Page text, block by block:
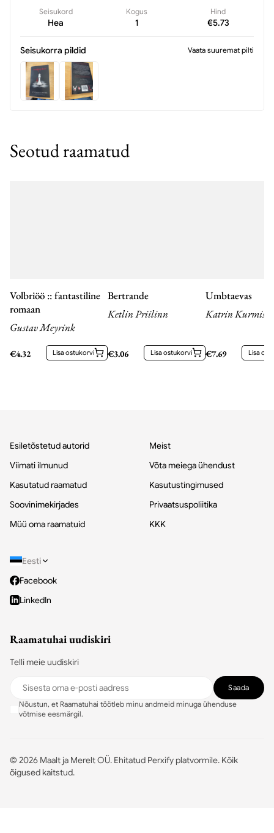
Seisukord
Hea
Kogus
1
Hind
€5.73
Seisukorra pildid Vaata suuremat pilti
Seotud raamatud
Volbriöö :: fantastiline
romaan
Gustav Meyrink
€4.32 Lisa ostukorvi
Bertrande
Ketlin Priilinn
€3.06 Lisa ostukorvi
Umbtaevas
Katrin Kurmiste
€7.69 Lisa
Esiletõstetud autorid
Viimati ilmunud
Kasutatud raamatud
Soovinimekirjades
Müü oma raamatuid
Meist
Võta meiega ühendust
Kasutustingimused
Privaatsuspoliitika
KKK
Eesti
Facebook
LinkedIn
Raamatuhai uudiskiri
Telli meie uudiskiri
Saada
Nõustun, et Raamatuhai töötleb minu andmeid minuga ühenduse
võtmise eesmärgil.
© 2026 Maalt ja Merelt OÜ. Ehitatud Perxify platvormile. Kõik
õigused kaitstud.